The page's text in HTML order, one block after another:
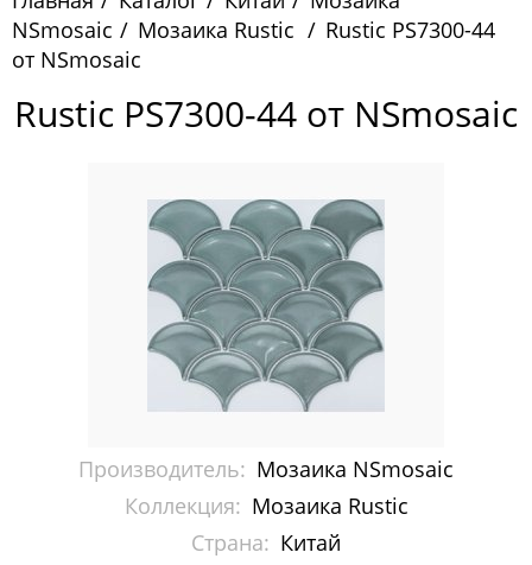
Китай
Pixelmosaic
Зеркала NS Bath
Керамогранит Staro
Мозаика ArtMoment
Мозаика Bars Crystal Mosaic
Мозаика Bonaparte
Мозаика Dao
Мозаика Decor-mosaic
NSmosaic
Мозаика Rustic
Rustic PS7300-44
от NSmosaic
Rustic PS7300-44 от NSmosaic
Производитель: Мозаика NSmosaic
Коллекция: Мозаика Rustic
Страна: Китай